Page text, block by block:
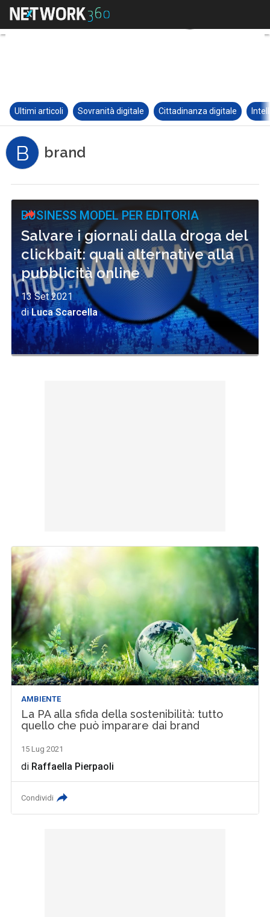
Ultimi articoli Sovranità digitale Cittadinanza digitale
B brand
BUSINESS MODEL PER EDITORIA
Salvare i giornali dalla droga del
clickbait: quali alternative alla
pubblicità online
13 Set 2021
diLuca Scarcella
AMBIENTE
La PA alla sfida della sostenibilità: tutto
quello che può imparare dai brand
15 Lug 2021
di Raffaella Pierpaoli
Condividi